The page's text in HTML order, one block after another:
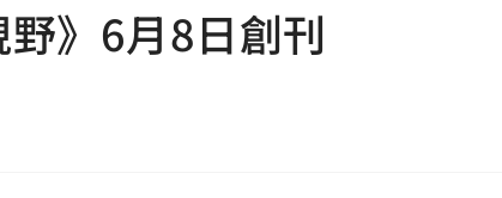
》6月8日創刊